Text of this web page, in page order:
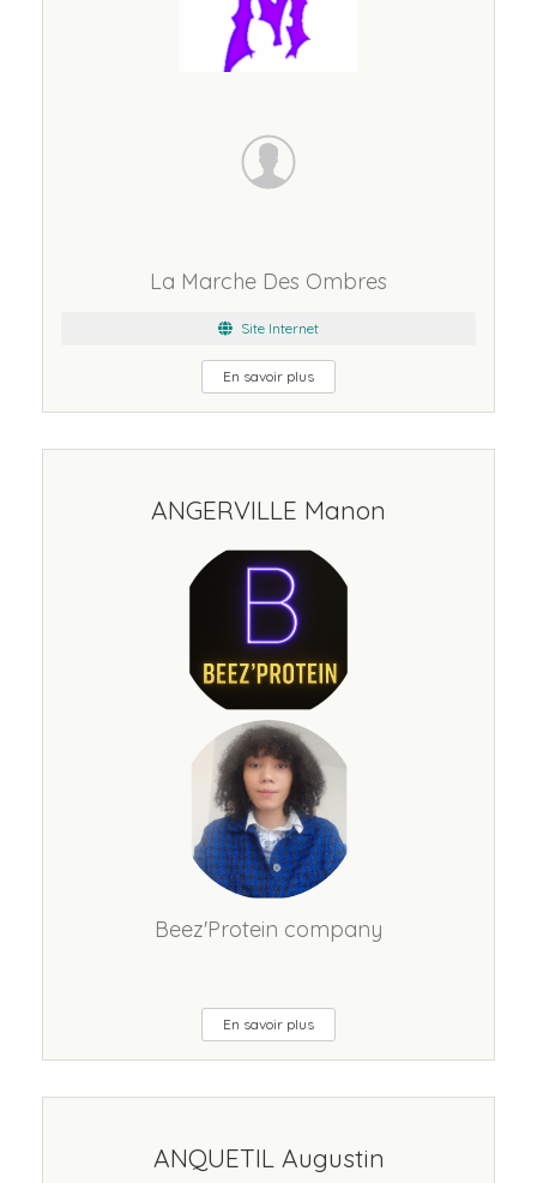
La Marche Des Ombres
Site Internet
En savoir plus
ANGERVILLE Manon
Beez'Protein company
En savoir plus
ANQUETIL Augustin